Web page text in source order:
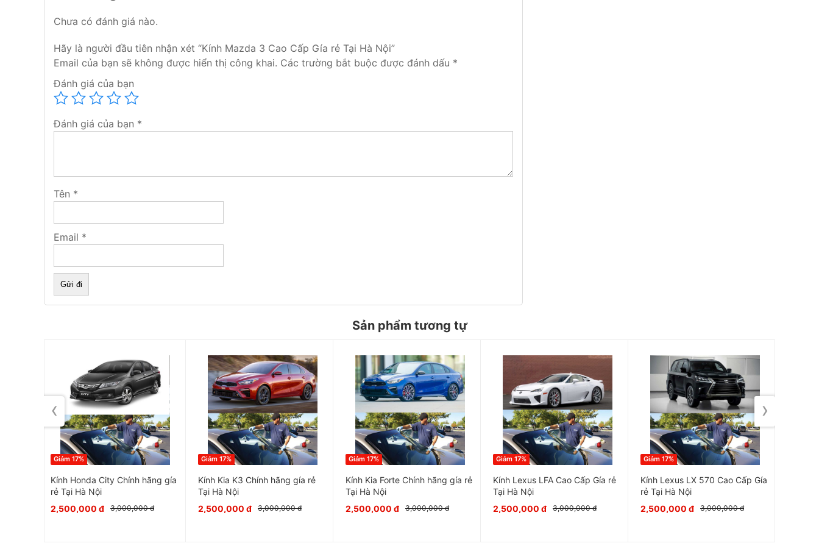
không biết địa chỉ nào thay kính ô tô chính hãng mà giá lại rẻ? Địa chỉ thay kính ô tô uy tín tại Hà
Nội. Donoithatoto.net chuyên
tam giá ô tô.
Như các bạn đã biết kính là một bộ phận rất quan trọng và rất cần thiết trên xe ô tô . Kính ô tô
ngoài việc chắn gió, chắn bụi và mưa, nó còn tham gia vào việc tăng độ cứng vững chắc cho kết
cấu xe và bảo vệ an toàn cho người trong mọi các tình huống gây va chạm
Chưa có đánh giá nào.
Hãy là người đầu tiên nhận xét “Kính Mazda 3 Cao Cấp Gía rẻ Tại Hà Nội”
Email của bạn sẽ không được hiển thị công khai. Các trường bắt buộc được đánh dấu *
Đánh giá của bạn
Đánh giá của bạn *
Tên *
Email *
Sản phẩm tương tự
Kính Honda City Chính hãng gía
rẻ Tại Hà Nội
2,500,000 đ
3,000,000 đ
Giảm 17%
Kính Kia K3 Chính hãng gía rẻ
Tại Hà Nội
2,500,000 đ
3,000,000 đ
Giảm 17%
Kính Kia Forte Chính hãng gía rẻ
Tại Hà Nội
2,500,000 đ
3,000,000 đ
Giảm 17%
Kính Lexus LFA Cao Cấp Gía rẻ
Tại Hà Nội
2,500,000 đ
3,000,000 đ
Giảm 17%
Kính Lexus LX 570 Cao Cấp Gía
rẻ Tại Hà Nội
2,500,000 đ
3,000,000 đ
Giảm 17%
‹ ›